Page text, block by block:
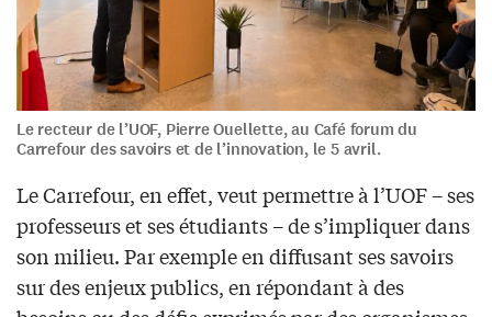
Le recteur de l’UOF, Pierre Ouellette, au Café forum du
Carrefour des savoirs et de l’innovation, le 5 avril.
Le Carrefour, en effet, veut permettre à l’UOF – ses
professeurs et ses étudiants – de s’impliquer dans
son milieu. Par exemple en diffusant ses savoirs
sur des enjeux publics, en répondant à des